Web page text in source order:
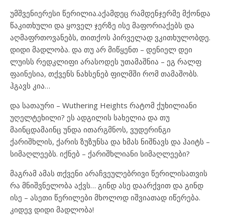
უმშვენიერესი წერილია.აქამდეც რამდენჯერმე მქონდა
წაკითხული და ყოველ ჯერზე ისე მაფორიაქებს და
აღმაფრთოვანებს, თითქოს პირველად ვკითხულობდე.
დიდი მადლობა. და თუ არ მიწყენთ – დენიელ დეი
ლუისს რედკლიფი არასოდეს უთამაშნია – ეგ რალფ
ფაინესია, თქვენს ნახსენებ ფილმში რომ თამაშობს.
ჰგავს კია…
და სათაური – Wuthering Heights რატომ ქუხილიანი
უღელტეხილი? ეს ადგილის სახელია და თუ
მაინცდამაინც უნდა ითარგმნოს, ვუდერინგი
ქარიშხლის, ქარის ზუზუნსა და ხმას ნიშნავს და ჰაიტს –
სიმაღლეებს. იქნებ – ქარიშხლიანი სიმაღლეები?
მაგრამ ამას თქვენი არაჩვეულებრივი წერილისათვის
რა მნიშვნელობა აქვს… გინდ ასე დაარქვით და გინდ
ისე – ასეთი წერილები მხოლოდ იშვიათად იწერება.
კიდევ დიდი მადლობა!